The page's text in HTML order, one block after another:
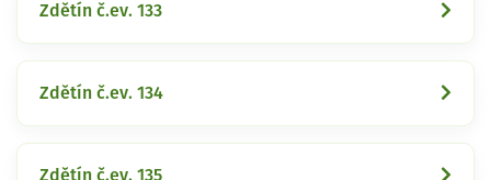
Zdětín č.ev. 133
Zdětín č.ev. 134
Zdětín č.ev. 135